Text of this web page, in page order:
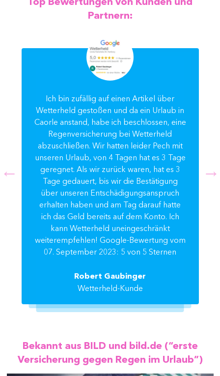
Partnern:
Ich bin zufällig auf einen Artikel über
Wetterheld gestoßen und da ein Urlaub in
Caorle anstand, habe ich beschlossen, eine
Regenversicherung bei Wetterheld
abzuschließen. Wir hatten leider Pech mit
unseren Urlaub, von 4 Tagen hat es 3 Tage
geregnet. Als wir zurück waren, hat es 3
Tage gedauert, bis wir die Bestätigung
über unseren Entschädigungsanspruch
erhalten haben und am Tag darauf hatte
ich das Geld bereits auf dem Konto. Ich
kann Wetterheld uneingeschränkt
weiterempfehlen! Google-Bewertung vom
07. September 2023: 5 von 5 Sternen
Robert Gaubinger
Wetterheld-Kunde
Bekannt aus BILD und bild.de (“erste
Versicherung gegen Regen im Urlaub”)